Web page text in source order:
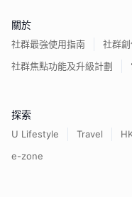
關於
社群最強使用指南
社群
社群焦點功能及升級計劃
探索
U Lifestyle Travel
e-zone